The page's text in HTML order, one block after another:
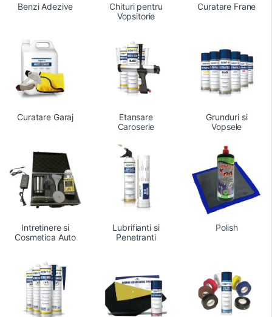
Benzi Adezive
Chituri pentru
Vopsitorie
Curatare Frane
Curatare Garaj
Etansare
Caroserie
Grunduri si
Vopsele
Intretinere si
Cosmetica Auto
Lubrifianti si
Penetranti
Polish